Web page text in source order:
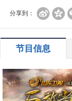
分享到：
节目信息